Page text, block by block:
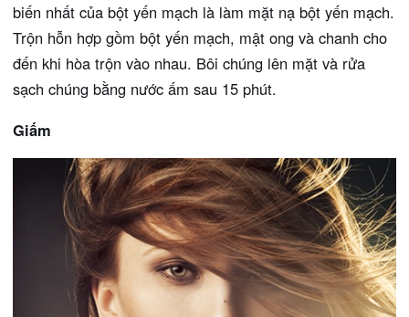
biến nhất của bột yến mạch là làm mặt nạ bột yến mạch.
Trộn hỗn hợp gồm bột yến mạch, mật ong và chanh cho
đến khi hòa trộn vào nhau. Bôi chúng lên mặt và rửa
sạch chúng bằng nước ấm sau 15 phút.
Giấm